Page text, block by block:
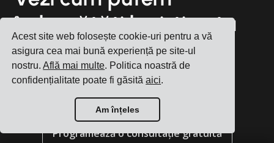
Acest site web folosește cookie-uri pentru a vă
asigura cea mai bună experiență pe site-ul
nostru.Află mai multe. Politica noastră de
confidențialitate poate fi găsităaici.
Am înțeles
îmbunătăți logistica ta
de zi cu zi
Înregistrează cont
Programează o consultație gratuită